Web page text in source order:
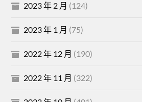
2023 年 2 月 (124)
2023 年 1 月 (75)
2022 年 12 月 (190)
2022 年 11 月 (322)